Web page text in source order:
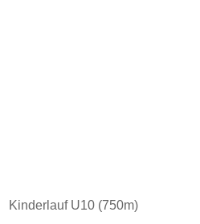
Kinderlauf U10 (750m)